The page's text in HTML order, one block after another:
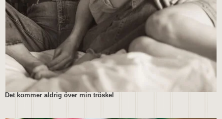
Det kommer aldrig över min tröskel